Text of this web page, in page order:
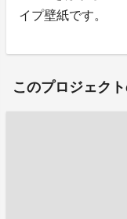
イプ壁紙です。
このプロジェク